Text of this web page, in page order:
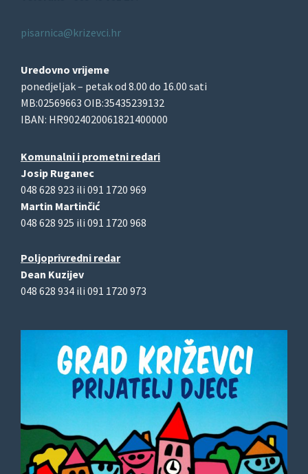
pisarnica@krizevci.hr
Uredovno vrijeme
ponedjeljak – petak od 8.00 do 16.00 sati
MB:02569663 OIB:35435239132
IBAN: HR9024020061821400000
Komunalni i prometni redari
Josip Ruganec
048 628 923 ili 091 1720 969
Martin Martinčić
048 628 925 ili 091 1720 968
Poljoprivredni redar
Dean Kuzijev
048 628 934 ili 091 1720 973